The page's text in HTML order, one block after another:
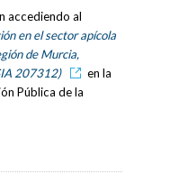
accediendo al
en el sector apícola
de Murcia,
207312)
en la
Pública de la